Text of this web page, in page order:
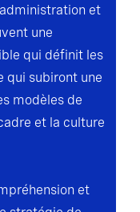
et
une
qui définit les
qui subiront une
modèles de
et la culture
et